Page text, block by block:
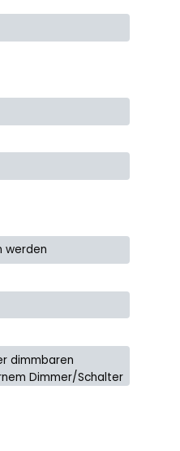
werden
dimmbaren
Dimmer/Schalter